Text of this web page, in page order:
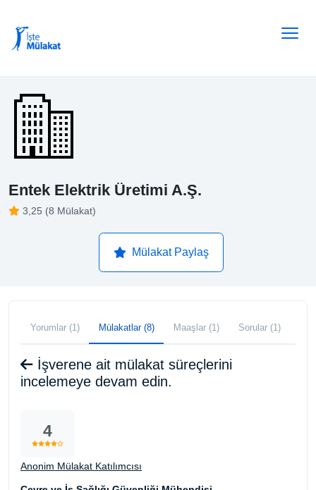
Entek Elektrik Üretimi A.Ş.
3,25 (8 Mülakat)
Mülakat Paylaş
Yorumlar (1) Mülakatlar (8) Maaşlar (1) Sorular (1)
İşverene ait mülakat süreçlerini
incelemeye devam edin.
4
Anonim Mülakat Katılımcısı